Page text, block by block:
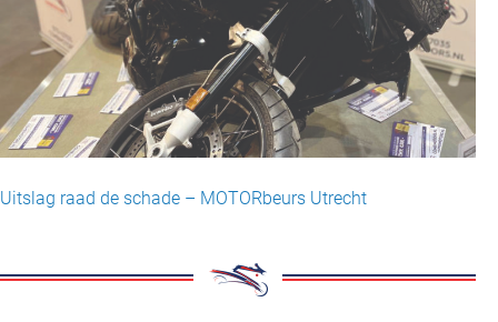
Uitslag raad de schade – MOTORbeurs Utrecht